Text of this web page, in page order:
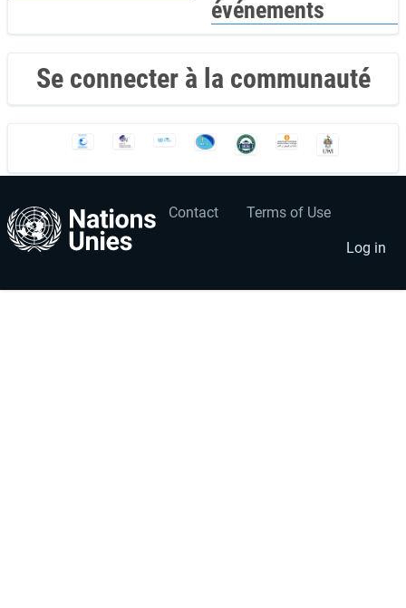
événements
Se connecter à la communauté
Footer
Contact Terms of Use
User
account
menu
Log in